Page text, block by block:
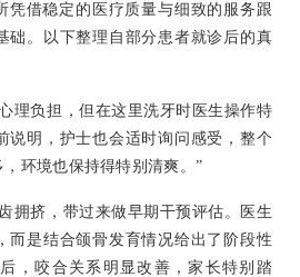
凭借稳定的医疗质量与细致的服务跟
础。以下整理自部分患者就诊后的真
理负担，但在这里洗牙时医生操作特
说明，护士也会适时询问感受，整个
环境也保持得特别清爽。”
拥挤，带过来做早期干预评估。医生
而是结合颌骨发育情况给出了阶段性
，咬合关系明显改善，家长特别踏